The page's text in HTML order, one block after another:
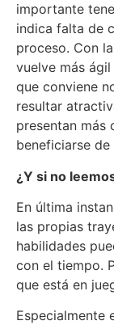
importante
indica falta de
proceso. Con
vuelve más
que conviene
resultar
presentan más
beneficiarse de
¿Y si no
En última
las propias
habilidades
con el tiempo.
que está en
Especialmente